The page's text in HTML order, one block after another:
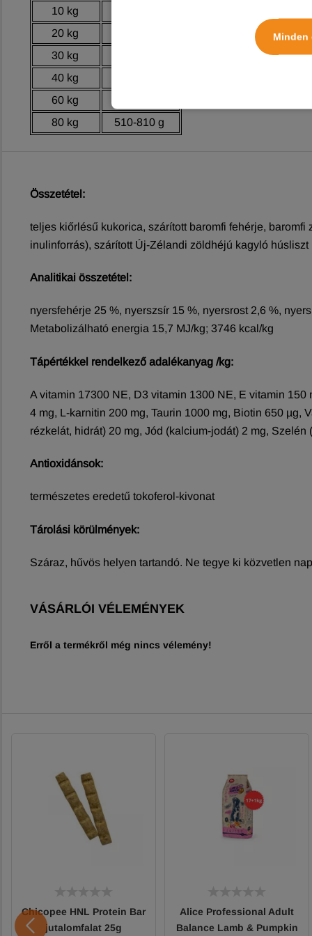
Minden
10 kg
20 kg
30 kg
40 kg
60 kg
80 kg
510-810 g
Összetétel:
teljes kiőrlésű kukorica, szárított baromfi fehérje,
inulinforrás), szárított Új-Zélandi zöldhéjú kagyló
Analitikai összetétel:
nyersfehérje 25 %, nyerszsír 15 %, nyersrost 2,6 %,
Metabolizálható energia 15,7 MJ/kg; 3746 kcal/kg
Tápértékkel rendelkező adalékanyag /kg:
A vitamin 17300 NE, D3 vitamin 1300 NE, E vitamin
4 mg, L-karnitin 200 mg, Taurin 1000 mg, Biotin 650 µg,
rézkelát, hidrát) 20 mg, Jód (kalcium-jodát) 2 mg, Szelén
Antioxidánsok:
természetes eredetű tokoferol-kivonat
Tárolási körülmények:
Száraz, hűvös helyen tartandó. Ne tegye ki közvetlen
VÁSÁRLÓI VÉLEMÉNYEK
Erről a termékről még nincs vélemény!
Chicopee HNL Protein Bar
jutalomfalat 25g
Alice Professional Adult
Balance Lamb & Pumpkin